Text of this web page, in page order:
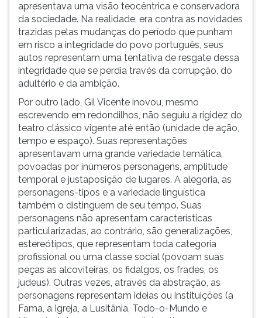
apresentava uma visão teocêntrica e conservadora
da sociedade. Na realidade, era contra as novidades
trazidas pelas mudanças do período que punham
em risco a integridade do povo português, seus
autos representam uma tentativa de resgate dessa
integridade que se perdia través da corrupção, do
adultério e da ambição.
Por outro lado, Gil Vicente inovou, mesmo
escrevendo em redondilhos, não seguiu a rigidez do
teatro clássico vigente até então (unidade de ação,
tempo e espaço). Suas representações
apresentavam uma grande variedade temática,
povoadas por inúmeros personagens, amplitude
temporal e justaposição de lugares. A alegoria, as
personagens-tipos e a variedade linguística
também o distinguem de seu tempo. Suas
personagens não apresentam características
particularizadas, ao contrário, são generalizações,
estereótipos, que representam toda categoria
profissional ou uma classe social (povoam suas
peças as alcoviteiras, os fidalgos, os frades, os
judeus). Outras vezes, através da abstração, as
personagens representam ideias ou instituições (a
Fama, a Igreja, a Lusitânia, Todo-o-Mundo e